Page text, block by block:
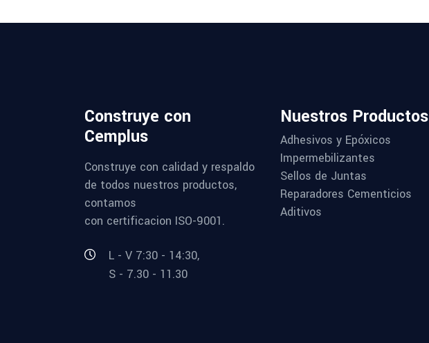
Construye con
Cemplus
Construye con calidad y respaldo
de todos nuestros productos,
contamos
con certificacion ISO-9001.
L - V 7:30 - 14:30,
S - 7.30 - 11.30
Nuestros Productos
Adhesivos y Epóxicos
Impermebilizantes
Sellos de Juntas
Reparadores Cementicios
Aditivos